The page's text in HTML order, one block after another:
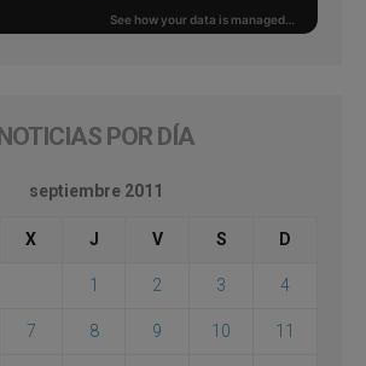
NOTICIAS POR DÍA
septiembre 2011
X J V S D
1 2 3 4
7 8 9 10 11